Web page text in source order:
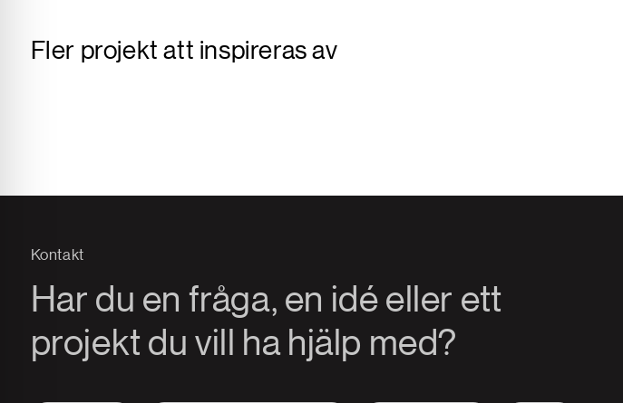
Fler projekt att inspireras av
Kontakt
Har du en fråga, en idé eller ett
projekt du vill ha hjälp med?